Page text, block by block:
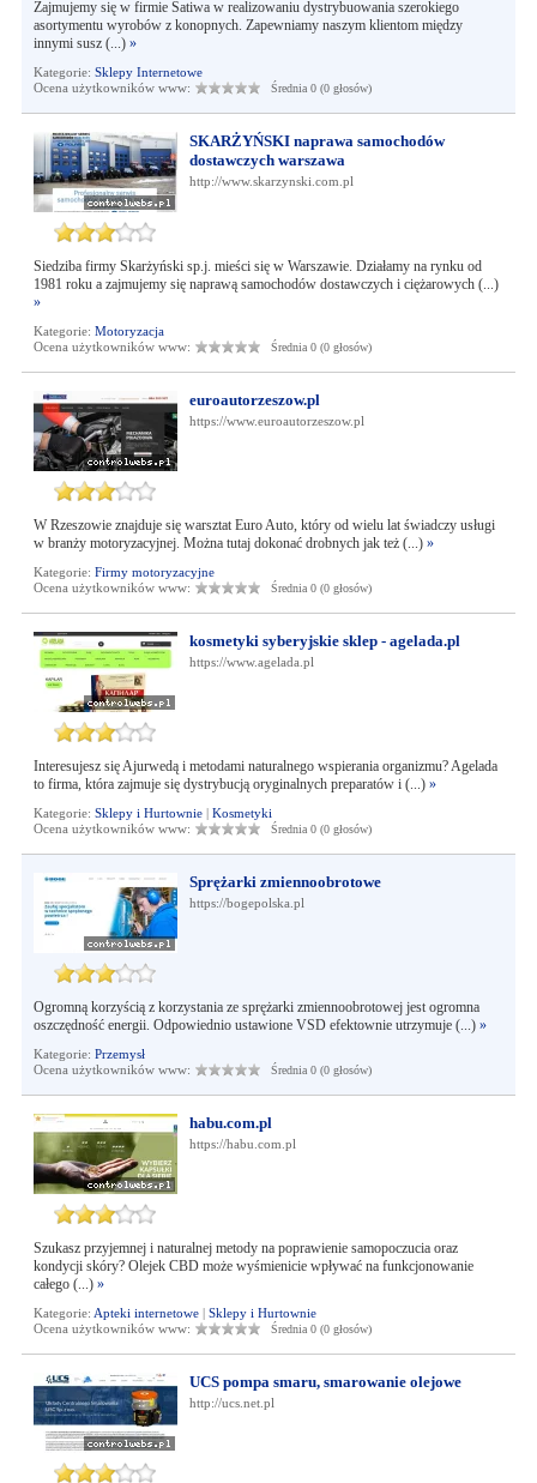
Zajmujemy się w firmie Satiwa w realizowaniu dystrybuowania szerokiego
asortymentu wyrobów z konopnych. Zapewniamy naszym klientom między
innymi susz (...) »
Kategorie: Sklepy Internetowe
Ocena użytkowników www:
Średnia 0 (0 głosów)
SKARŻYŃSKI naprawa samochodów
dostawczych warszawa
http://www.skarzynski.com.pl
Siedziba firmy Skarżyński sp.j. mieści się w Warszawie. Działamy na rynku od
1981 roku a zajmujemy się naprawą samochodów dostawczych i ciężarowych (...)
»
Kategorie: Motoryzacja
Ocena użytkowników www:
Średnia 0 (0 głosów)
euroautorzeszow.pl
https://www.euroautorzeszow.pl
W Rzeszowie znajduje się warsztat Euro Auto, który od wielu lat świadczy usługi
w branży motoryzacyjnej. Można tutaj dokonać drobnych jak też (...) »
Kategorie: Firmy motoryzacyjne
Ocena użytkowników www:
Średnia 0 (0 głosów)
kosmetyki syberyjskie sklep - agelada.pl
https://www.agelada.pl
Interesujesz się Ajurwedą i metodami naturalnego wspierania organizmu? Agelada
to firma, która zajmuje się dystrybucją oryginalnych preparatów i (...) »
Kategorie: Sklepy i Hurtownie| Kosmetyki
Ocena użytkowników www:
Średnia 0 (0 głosów)
Sprężarki zmiennoobrotowe
https://bogepolska.pl
Ogromną korzyścią z korzystania ze sprężarki zmiennoobrotowej jest ogromna
oszczędność energii. Odpowiednio ustawione VSD efektownie utrzymuje (...) »
Kategorie: Przemysł
Ocena użytkowników www:
Średnia 0 (0 głosów)
habu.com.pl
https://habu.com.pl
Szukasz przyjemnej i naturalnej metody na poprawienie samopoczucia oraz
kondycji skóry? Olejek CBD może wyśmienicie wpływać na funkcjonowanie
całego (...) »
Kategorie: Apteki internetowe| Sklepy i Hurtownie
Ocena użytkowników www:
Średnia 0 (0 głosów)
UCS pompa smaru, smarowanie olejowe
http://ucs.net.pl